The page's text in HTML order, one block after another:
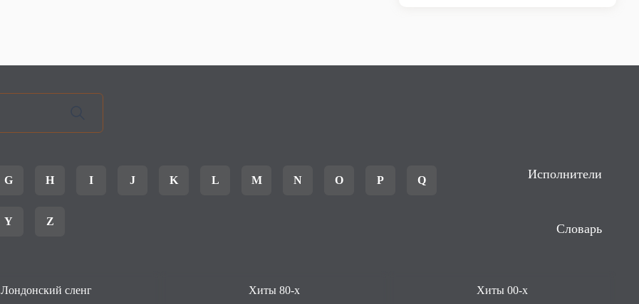
G H I J K L M N O P Q
Y Z
Исполнители
Словарь
Лондонский сленг Хиты 80-х Хиты 00-х